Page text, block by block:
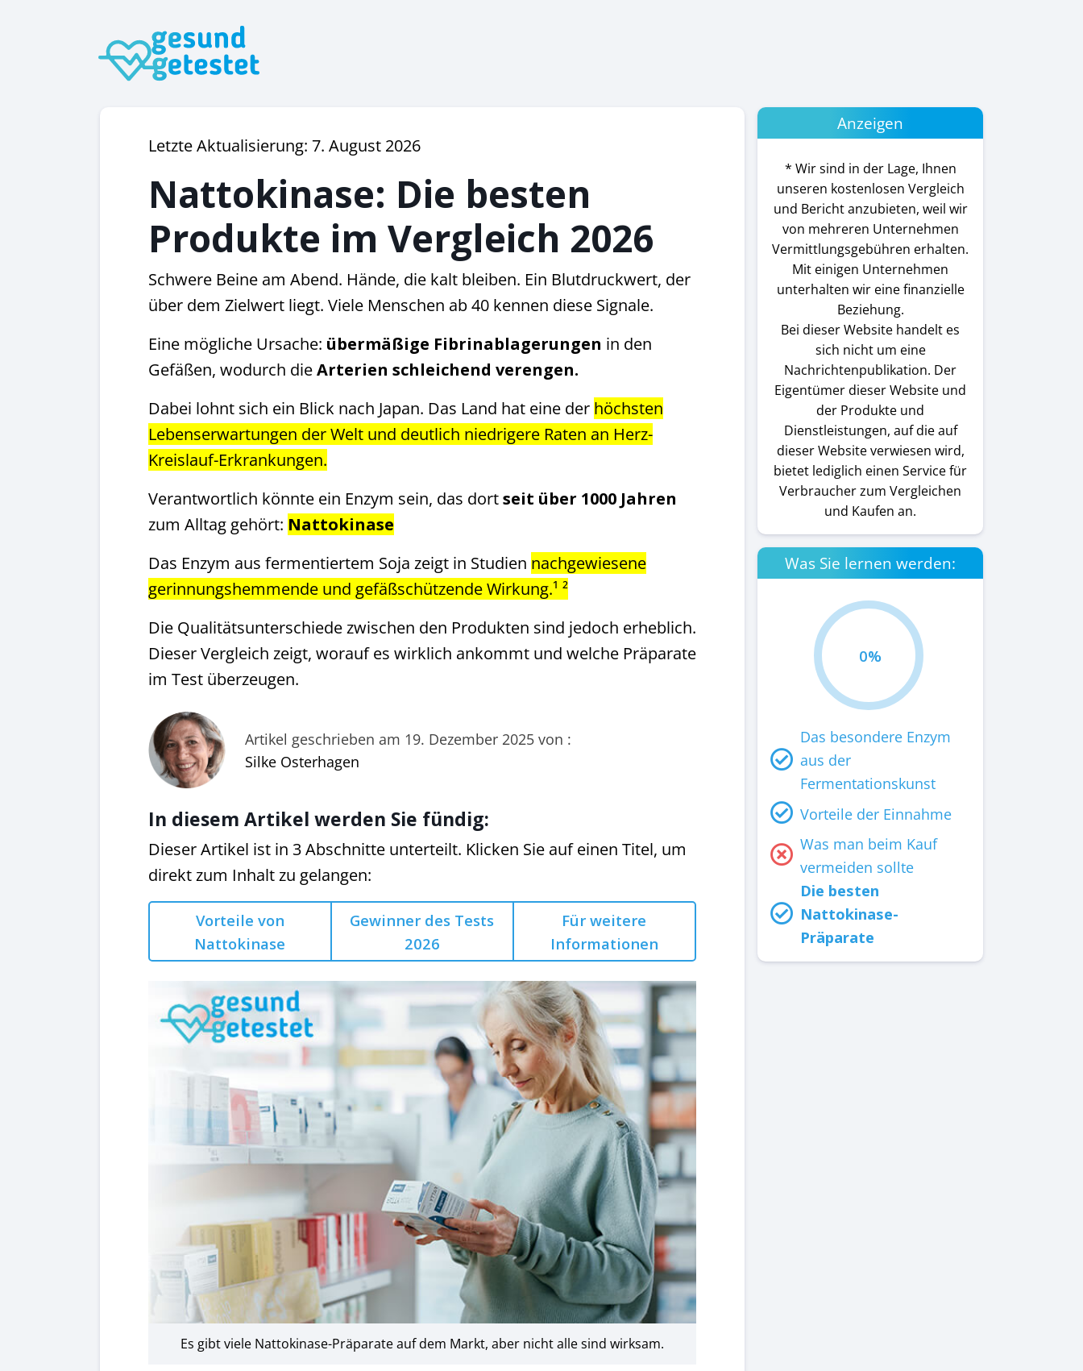
Letzte Aktualisierung: 7. August 2026
Nattokinase: Die besten
Produkte im Vergleich 2026
Schwere Beine am Abend. Hände, die kalt bleiben. Ein Blutdruckwert, der
über dem Zielwert liegt. Viele Menschen ab 40 kennen diese Signale.
Eine mögliche Ursache: übermäßige Fibrinablagerungen in den
Gefäßen, wodurch dieArterien schleichend verengen.
Dabei lohnt sich ein Blick nach Japan. Das Land hat eine der höchsten
Lebenserwartungen der Welt und deutlich niedrigere Raten an Herz-
Kreislauf-Erkrankungen.
Verantwortlich könnte ein Enzym sein, das dortseit über 1000 Jahren
zum Alltag gehört: Nattokinase
Das Enzym aus fermentiertem Soja zeigt in Studien nachgewiesene
gerinnungshemmende und gefäßschützende Wirkung.¹ ²
Die Qualitätsunterschiede zwischen den Produkten sind jedoch erheblich.
Dieser Vergleich zeigt, worauf es wirklich ankommt und welche Präparate
im Test überzeugen.
Artikel geschrieben am 19. Dezember 2025 von :
Silke Osterhagen
In diesem Artikel werden Sie fündig:
Dieser Artikel ist in 3 Abschnitte unterteilt. Klicken Sie auf einen Titel, um
direkt zum Inhalt zu gelangen:
Vorteile von
Nattokinase
Gewinner des Tests
2026
Für weitere
Informationen
Es gibt viele Nattokinase-Präparate auf dem Markt, aber nicht alle sind wirksam.
Anzeigen
* Wir sind in der Lage, Ihnen
unseren kostenlosen Vergleich
und Bericht anzubieten, weil wir
von mehreren Unternehmen
Vermittlungsgebühren erhalten.
Mit einigen Unternehmen
unterhalten wir eine finanzielle
Beziehung.
Bei dieser Website handelt es
sich nicht um eine
Nachrichtenpublikation. Der
Eigentümer dieser Website und
der Produkte und
Dienstleistungen, auf die auf
dieser Website verwiesen wird,
bietet lediglich einen Service für
Verbraucher zum Vergleichen
und Kaufen an.
Was Sie lernen werden:
0%
Das besondere Enzym
aus der
Fermentationskunst
Vorteile der Einnahme
Was man beim Kauf
vermeiden sollte
Die besten
Nattokinase-
Präparate